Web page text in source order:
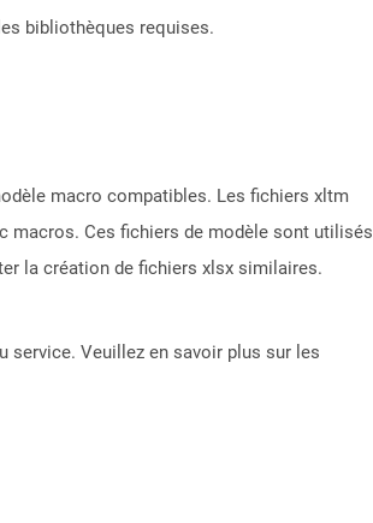
bibliothèques requises.
macro compatibles. Les fichiers xltm
macros. Ces fichiers de modèle sont utilisés
la création de fichiers xlsx similaires.
service. Veuillez en savoir plus sur les